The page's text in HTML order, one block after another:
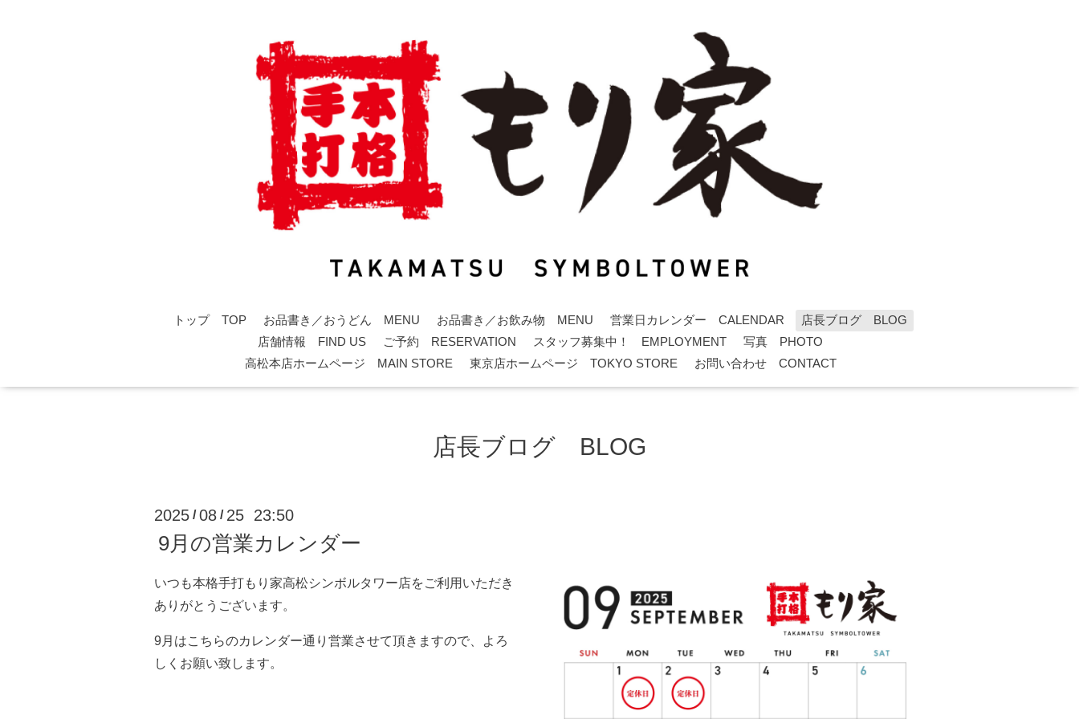
トップ TOP お品書き／おうどん MENU お品書き／お飲み物 MENU 営業日カレンダー CALENDAR
店長ブログ BLOG
店舗情報 FIND US
ご予約 RESERVATION スタッフ募集中！ EMPLOYMENT
写真 PHOTO
高松本店ホームページ MAIN STORE
東京店ホームページ TOKYO STORE お問い合わせ CONTACT
店長ブログ BLOG
2025 /08 / 25 23:50
9月の営業カレンダー
いつも本格手打もり家高松シンボルタワー店をご利用いただき
ありがとうございます。
9月はこちらのカレンダー通り営業させて頂きますので、よろ
しくお願い致します。